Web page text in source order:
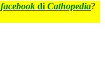
facebook di Cathopedia?